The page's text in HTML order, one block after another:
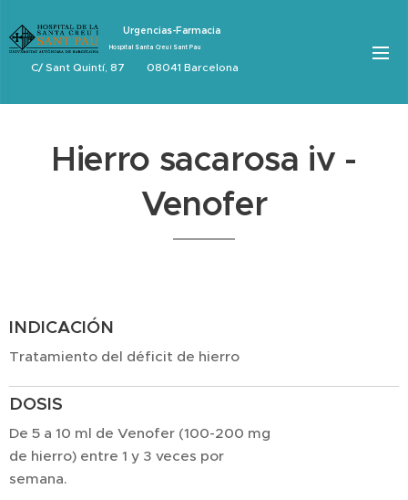
Urgencias-Farmacia
Hospital Santa Creu i Sant Pau
C/ Sant Quintí, 87 08041 Barcelona
Hierro sacarosa iv -
Venofer
INDICACIÓN
Tratamiento del déficit de hierro
DOSIS
De 5 a 10 ml de Venofer (100-200 mg
de hierro) entre 1 y 3 veces por
semana.